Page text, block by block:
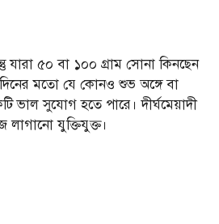
৫০ বা ১০০ গ্রাম সোনা কিনছেন
মতো যে কোনও শুভ অঙ্গে বা
ভাল সুযোগ হতে পারে। দীর্ঘমেয়াদী
লাগানো যুক্তিযুক্ত।